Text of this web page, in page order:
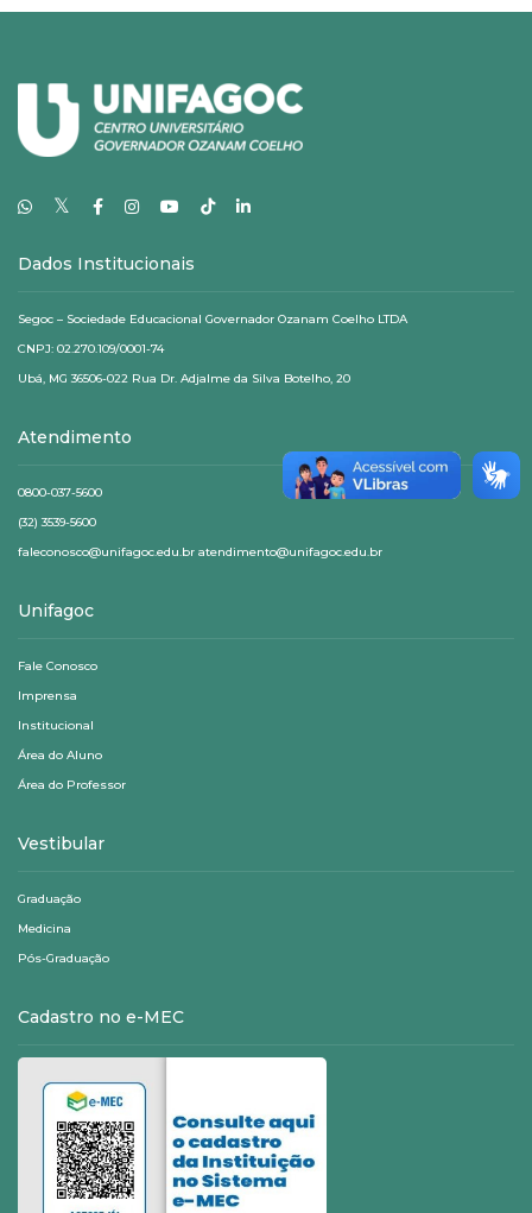
𝕏
Dados Institucionais
Segoc – Sociedade Educacional Governador Ozanam Coelho LTDA
CNPJ: 02.270.109/0001-74
Ubá, MG 36506-022 Rua Dr. Adjalme da Silva Botelho, 20
Atendimento
0800-037-5600
(32) 3539-5600
faleconosco@unifagoc.edu.br atendimento@unifagoc.edu.br
Unifagoc
Fale Conosco
Imprensa
Institucional
Área do Aluno
Área do Professor
Vestibular
Graduação
Medicina
Pós-Graduação
Cadastro no e-MEC